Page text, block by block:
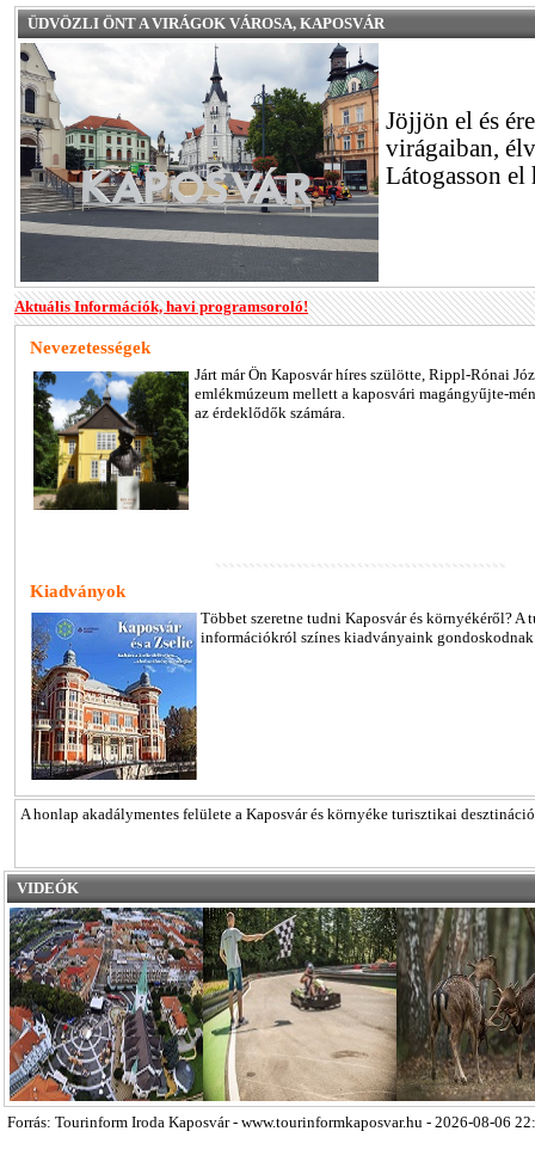
ÜDVÖZLI ÖNT A VIRÁGOK VÁROSA, KAPOSVÁR
Jöjjön el és
virágaiban,
Látogasson
Aktuális Információk, havi programsoroló!
Nevezetességek
Járt már Ön Kaposvár híres szülötte, Rippl-Rónai
emlékmúzeum mellett a kaposvári magángyűjte-
az érdeklődők számára.
Kiadványok
Többet szeretne tudni Kaposvár és környékéről? A
információkról színes kiadványaink
A honlap akadálymentes felülete a Kaposvár és környéke turisztikai
VIDEÓK
Forrás: Tourinform Iroda Kaposvár - www.tourinformkaposvar.hu - 2026-08-06